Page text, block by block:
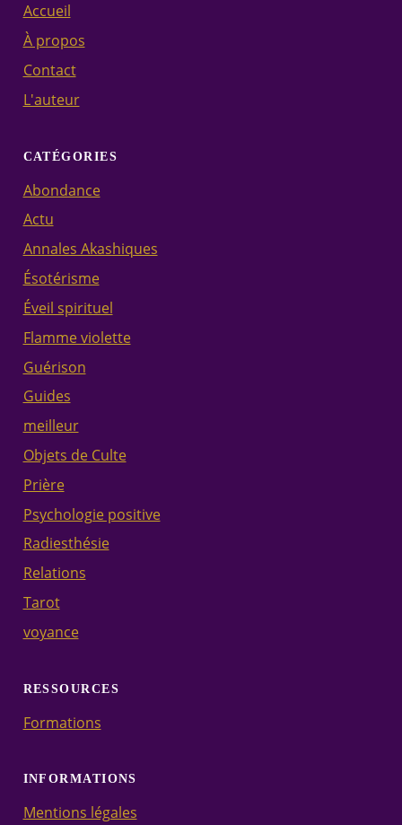
Accueil
À propos
Contact
L'auteur
CATÉGORIES
Abondance
Actu
Annales Akashiques
Ésotérisme
Éveil spirituel
Flamme violette
Guérison
Guides
meilleur
Objets de Culte
Prière
Psychologie positive
Radiesthésie
Relations
Tarot
voyance
RESSOURCES
Formations
INFORMATIONS
Mentions légales